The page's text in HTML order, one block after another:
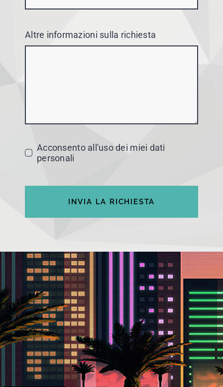
Altre informazioni sulla richiesta
Acconsento all'uso dei miei dati
personali
INVIA LA RICHIESTA